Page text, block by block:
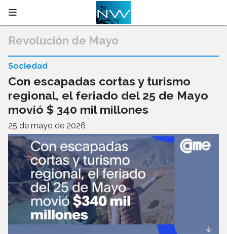
Revolución de Mayo
Con escapadas cortas y turismo
regional, el feriado del 25 de Mayo
movió $ 340 mil millones
Sociedad
25 de mayo de 2026